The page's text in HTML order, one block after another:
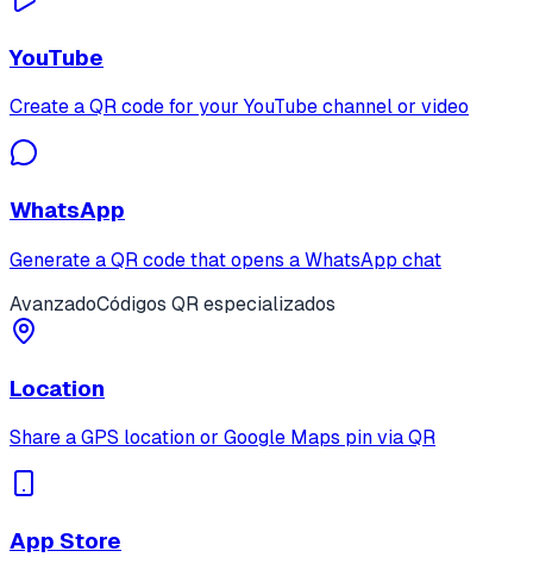
YouTube
Create a QR code for your YouTube channel or video
WhatsApp
Generate a QR code that opens a WhatsApp chat
AvanzadoCódigos QR especializados
Location
Share a GPS location or Google Maps pin via QR
App Store